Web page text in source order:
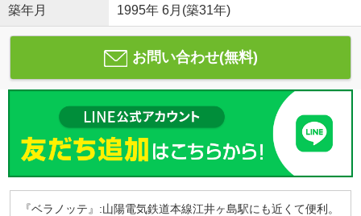
築年月 1995年 6月(築31年)
お問い合わせ(無料)
『ベラノッテ』:山陽電気鉄道本線江井ヶ島駅にも近くて便利。